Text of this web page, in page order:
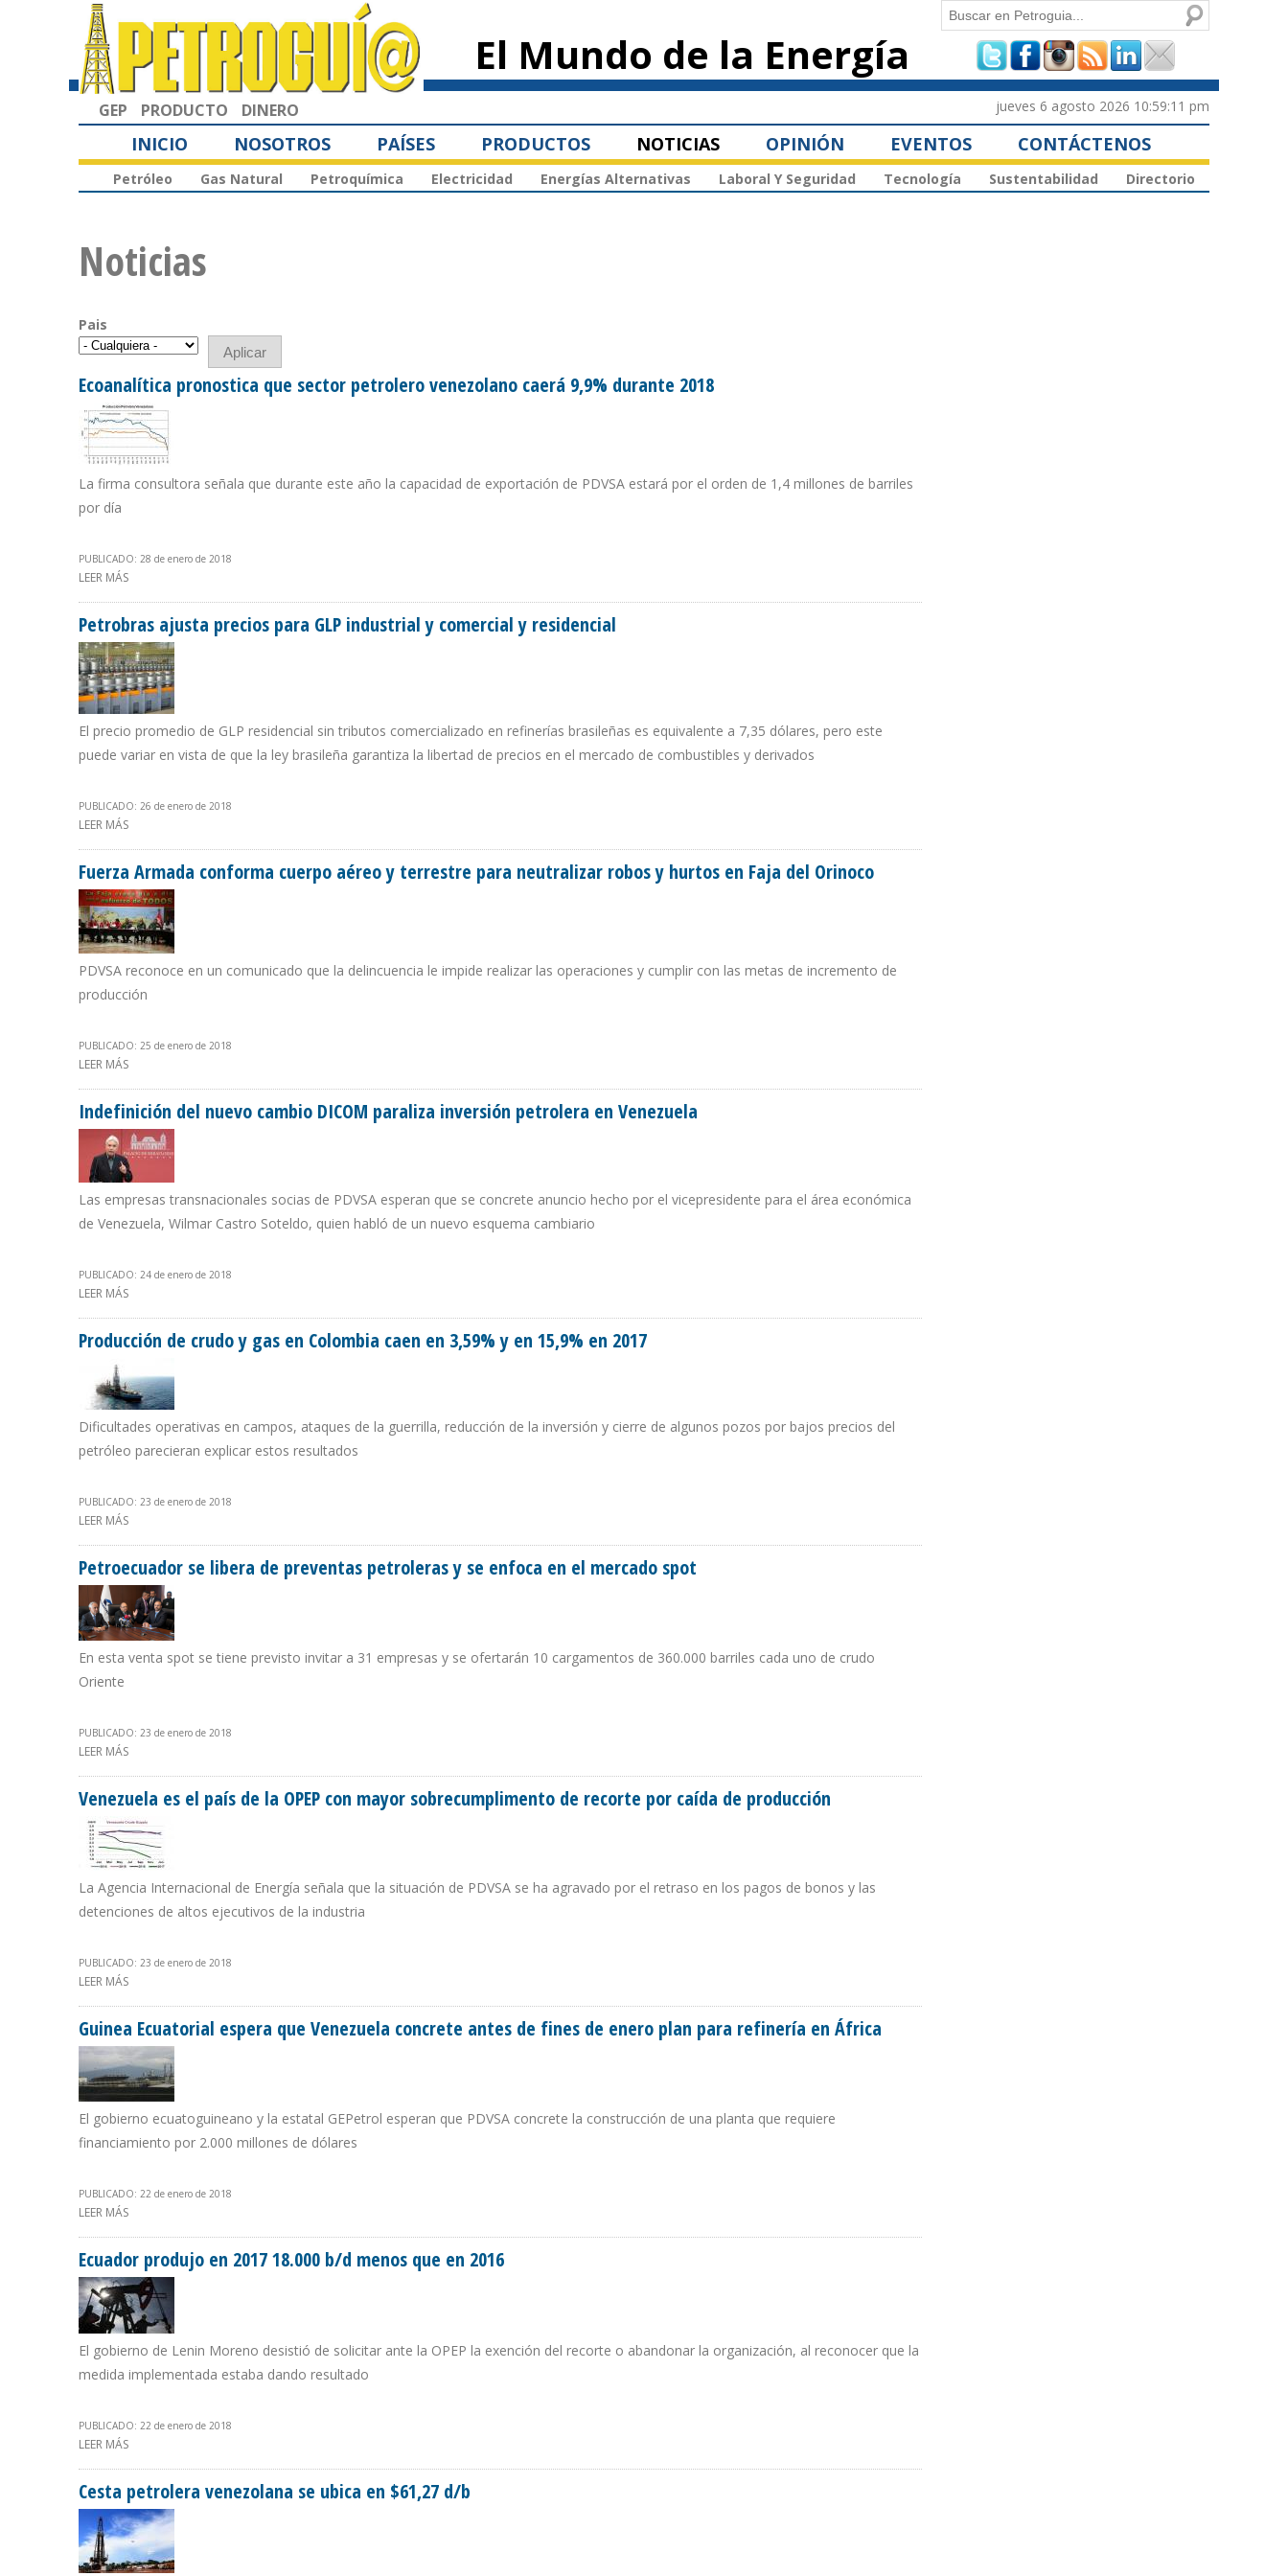
principal
El Mundo de la Energía
Formulario de
búsqueda
Buscar
GEP PRODUCTO DINERO jueves 6 agosto 2026 10:59:11 pm
INICIO NOSOTROS PAÍSES PRODUCTOS NOTICIAS OPINIÓN EVENTOS CONTÁCTENOS
Petróleo Gas Natural Petroquímica Electricidad Energías Alternativas Laboral Y Seguridad Tecnología Sustentabilidad Directorio
Noticias
Pais
Ecoanalítica pronostica que sector petrolero venezolano caerá 9,9% durante 2018
La firma consultora señala que durante este año la capacidad de exportación de PDVSA estará por el orden de 1,4 millones de barriles
por día
PUBLICADO: 28 de enero de 2018
LEER MÁS
Petrobras ajusta precios para GLP industrial y comercial y residencial
El precio promedio de GLP residencial sin tributos comercializado en refinerías brasileñas es equivalente a 7,35 dólares, pero este
puede variar en vista de que la ley brasileña garantiza la libertad de precios en el mercado de combustibles y derivados
PUBLICADO: 26 de enero de 2018
LEER MÁS
Fuerza Armada conforma cuerpo aéreo y terrestre para neutralizar robos y hurtos en Faja del Orinoco
PDVSA reconoce en un comunicado que la delincuencia le impide realizar las operaciones y cumplir con las metas de incremento de
producción
PUBLICADO: 25 de enero de 2018
LEER MÁS
Indefinición del nuevo cambio DICOM paraliza inversión petrolera en Venezuela
Las empresas transnacionales socias de PDVSA esperan que se concrete anuncio hecho por el vicepresidente para el área económica
de Venezuela, Wilmar Castro Soteldo, quien habló de un nuevo esquema cambiario
PUBLICADO: 24 de enero de 2018
LEER MÁS
Producción de crudo y gas en Colombia caen en 3,59% y en 15,9% en 2017
Dificultades operativas en campos, ataques de la guerrilla, reducción de la inversión y cierre de algunos pozos por bajos precios del
petróleo parecieran explicar estos resultados
PUBLICADO: 23 de enero de 2018
LEER MÁS
Petroecuador se libera de preventas petroleras y se enfoca en el mercado spot
En esta venta spot se tiene previsto invitar a 31 empresas y se ofertarán 10 cargamentos de 360.000 barriles cada uno de crudo
Oriente
PUBLICADO: 23 de enero de 2018
LEER MÁS
Venezuela es el país de la OPEP con mayor sobrecumplimento de recorte por caída de producción
La Agencia Internacional de Energía señala que la situación de PDVSA se ha agravado por el retraso en los pagos de bonos y las
detenciones de altos ejecutivos de la industria
PUBLICADO: 23 de enero de 2018
LEER MÁS
Guinea Ecuatorial espera que Venezuela concrete antes de fines de enero plan para refinería en África
El gobierno ecuatoguineano y la estatal GEPetrol esperan que PDVSA concrete la construcción de una planta que requiere
financiamiento por 2.000 millones de dólares
PUBLICADO: 22 de enero de 2018
LEER MÁS
Ecuador produjo en 2017 18.000 b/d menos que en 2016
El gobierno de Lenin Moreno desistió de solicitar ante la OPEP la exención del recorte o abandonar la organización, al reconocer que la
medida implementada estaba dando resultado
PUBLICADO: 22 de enero de 2018
LEER MÁS
Cesta petrolera venezolana se ubica en $61,27 d/b